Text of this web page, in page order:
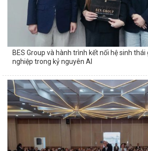
BES Group và hành trình kết nối hệ sinh
nghiệp trong kỷ nguyên AI